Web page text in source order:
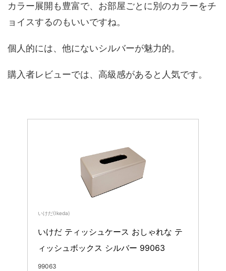
カラー展開も豊富で、お部屋ごとに別のカラーをチ
ョイスするのもいいですね。
個人的には、他にないシルバーが魅力的。
購入者レビューでは、高級感があると人気です。
いけだ(Ikeda)
いけだ ティッシュケース おしゃれな テ
ィッシュボックス シルバー 99063
99063